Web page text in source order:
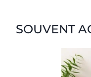
SOUVENT